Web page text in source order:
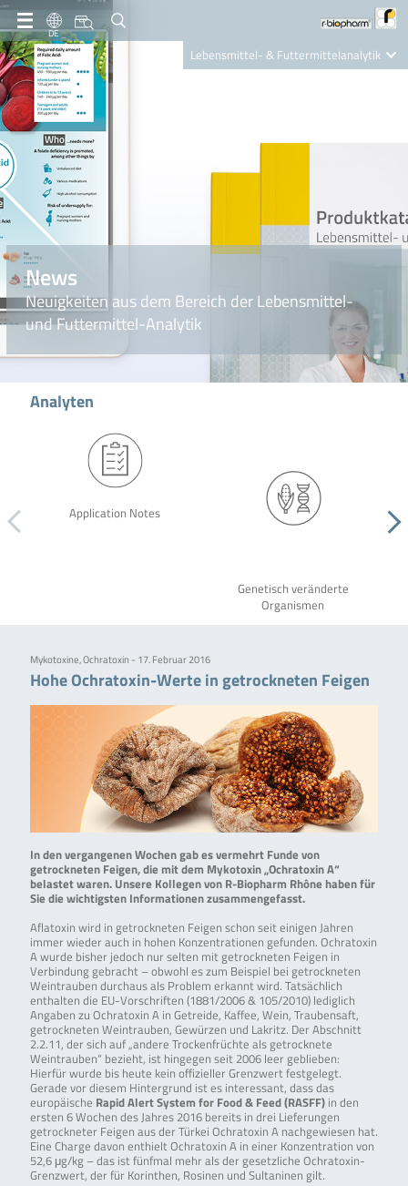
DE
Lebensmittel- & Futtermittelanalytik
Nutrition Care
News
Neuigkeiten aus dem Bereich der Lebensmittel-
und Futtermittel-Analytik
Analyten
Application Notes
Genetisch veränderte
Organismen
Mykotoxine, Ochratoxin - 17. Februar 2016
Hohe Ochratoxin-Werte in getrockneten Feigen
In den vergangenen Wochen gab es vermehrt Funde von
getrockneten Feigen, die mit dem Mykotoxin „Ochratoxin A“
belastet waren. Unsere Kollegen von R-Biopharm Rhône haben für
Sie die wichtigsten Informationen zusammengefasst.
Aflatoxin wird in getrockneten Feigen schon seit einigen Jahren
immer wieder auch in hohen Konzentrationen gefunden. Ochratoxin
A wurde bisher jedoch nur selten mit getrockneten Feigen in
Verbindung gebracht – obwohl es zum Beispiel bei getrockneten
Weintrauben durchaus als Problem erkannt wird. Tatsächlich
enthalten die EU-Vorschriften (1881/2006 & 105/2010) lediglich
Angaben zu Ochratoxin A in Getreide, Kaffee, Wein, Traubensaft,
getrockneten Weintrauben, Gewürzen und Lakritz. Der Abschnitt
2.2.11, der sich auf „andere Trockenfrüchte als getrocknete
Weintrauben“ bezieht, ist hingegen seit 2006 leer geblieben:
Hierfür wurde bis heute kein offizieller Grenzwert festgelegt.
Gerade vor diesem Hintergrund ist es interessant, dass das
europäische Rapid Alert System for Food & Feed (RASFF)in den
ersten 6 Wochen des Jahres 2016 bereits in drei Lieferungen
getrockneter Feigen aus der Türkei Ochratoxin A nachgewiesen hat.
Eine Charge davon enthielt Ochratoxin A in einer Konzentration von
52,6 μg/kg – das ist fünfmal mehr als der gesetzliche Ochratoxin-
Grenzwert, der für Korinthen, Rosinen und Sultaninen gilt.